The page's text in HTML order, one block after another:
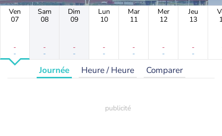
Ven
07
-
-
Sam
08
-
-
Dim
09
-
-
Lun
10
-
-
Mar
11
-
-
Mer
12
-
-
Jeu
13
-
-
Journée Heure / Heure Comparer